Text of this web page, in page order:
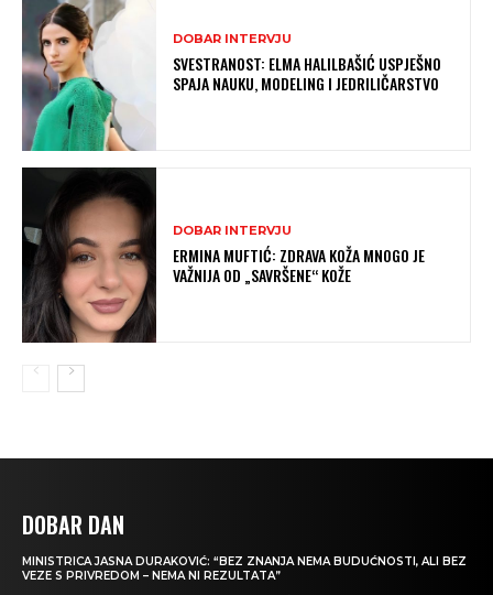
DOBAR INTERVJU
SVESTRANOST: ELMA HALILBAŠIĆ USPJEŠNO
SPAJA NAUKU, MODELING I JEDRILIČARSTVO
DOBAR INTERVJU
ERMINA MUFTIĆ: ZDRAVA KOŽA MNOGO JE
VAŽNIJA OD „SAVRŠENE“ KOŽE
DOBAR DAN
MINISTRICA JASNA DURAKOVIĆ: “BEZ ZNANJA NEMA BUDUĆNOSTI, ALI BEZ
VEZE S PRIVREDOM – NEMA NI REZULTATA”